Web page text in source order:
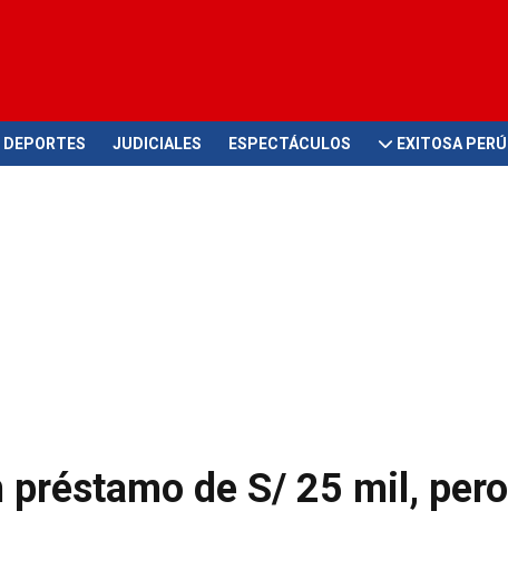
DEPORTES JUDICIALES ESPECTÁCULOS EXITOSA PERÚ
de S/ 25 mil, pero